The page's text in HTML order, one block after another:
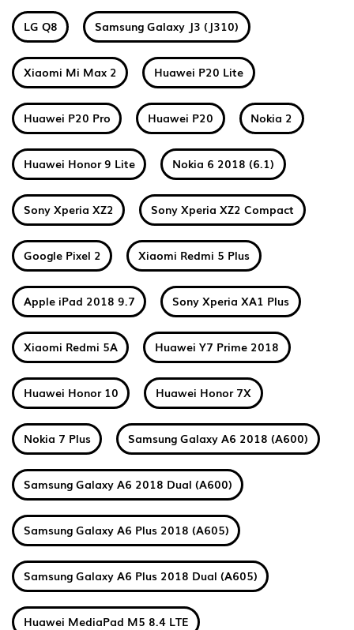
LG Q8 Samsung Galaxy J3 (J310)
Xiaomi Mi Max 2 Huawei P20 Lite
Huawei P20 Pro Huawei P20 Nokia 2
Huawei Honor 9 Lite Nokia 6 2018 (6.1)
Sony Xperia XZ2 Sony Xperia XZ2 Compact
Google Pixel 2 Xiaomi Redmi 5 Plus
Apple iPad 2018 9.7 Sony Xperia XA1 Plus
Xiaomi Redmi 5A Huawei Y7 Prime 2018
Huawei Honor 10 Huawei Honor 7X
Nokia 7 Plus Samsung Galaxy A6 2018 (A600)
Samsung Galaxy A6 2018 Dual (A600)
Samsung Galaxy A6 Plus 2018 (A605)
Samsung Galaxy A6 Plus 2018 Dual (A605)
Huawei MediaPad M5 8.4 LTE